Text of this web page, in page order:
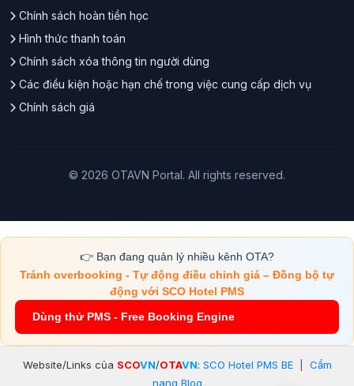
Chính sách hoàn tiền học
Hình thức thanh toán
Chính sách xóa thông tin người dùng
Các điều kiện hoặc hạn chế trong việc cung cấp dịch vụ
Chính sách giá
© 2026 OTAVN Portal. All rights reserved.
👉 Bạn đang quản lý nhiều kênh OTA?
Tránh overbooking - Tự động điều chỉnh giá – Đồng bộ tự
động với SCO Hotel PMS
Dùng thử PMS - Free Booking Engine
Website/Links của SCOVN/OTAVN: SCO Hotel PMS BE
Cẩm
nang Blog